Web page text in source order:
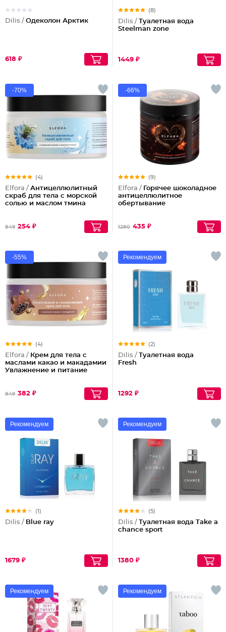
Dilis / Одеколон Арктик
618 ₽
(8)
Dilis /
Туалетная вода
Steelman zone
1449 ₽
-70%
(4)
Elfora / Антицеллюлитный
скраб для тела с морской
солью и маслом тмина
849 254 ₽
-66%
(9)
Elfora /
Горячее шоколадное
антицеллюлитное
обертывание
1280 435 ₽
-55%
(4)
Elfora / Крем для тела с
маслами какао и макадамии
Увлажнение и питание
849 382 ₽
Рекомендуем
(2)
Dilis /
Туалетная вода
Fresh
1292 ₽
Рекомендуем
(1)
Dilis / Blue ray
1679 ₽
Рекомендуем
(5)
Dilis /
Туалетная вода Take a
chance sport
1380 ₽
Рекомендуем Рекомендуем